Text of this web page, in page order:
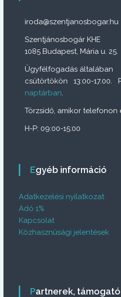
iroda@szentjanosbogar.hu
Szentjánosbogár KHE
1085 Budapest, Mária u. 25.
Ügyfélfogadás általában
csütörtökön 13:00-
naptárban.
Törzsidő, amikor telefonon
H-P: 09:00-15:00
Egyéb információ
Adatkezelési nyilatkozat
Adó 1%
Kapcsolat
Közhasznúsági jelentések
Partnerek,